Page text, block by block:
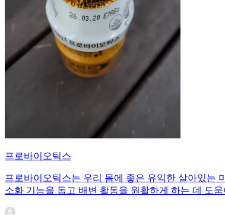
프로바이오틱스
프로바이오틱스는 우리 몸에 좋은 유익한 살아있는
소화 기능을 돕고 배변 활동을 원활하게 하는 데 도